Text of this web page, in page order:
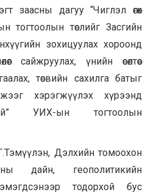
заасны дагуу “Чиглэл өгөх
тогтоолын төслийг Засгийн
зохицуулах хороонд
сайжруулах, үнийн өсөлтөөс
төсвийн сахилга батыг
хэрэгжүүлэх хүрээнд
УИХ-ын тогтоолын
Дэлхийн томоохон
дайн, геополитикийн
тодорхой бус